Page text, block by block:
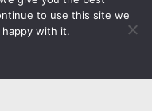
Cadeaux
Evènements
Achats
Amusement
to use this site we
with it.